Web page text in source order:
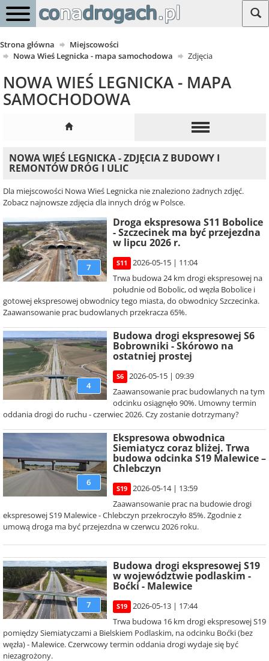
Strona główna
Miejscowości
Nowa Wieś Legnicka - mapa samochodowa
Zdjęcia
NOWA WIEŚ LEGNICKA - MAPA
SAMOCHODOWA
NOWA WIEŚ LEGNICKA - ZDJĘCIA Z BUDOWY I
REMONTÓW DRÓG I ULIC
Dla miejscowości Nowa Wieś Legnicka nie znaleziono żadnych zdjęć.
Zobacz najnowsze zdjęcia dla innych dróg w Polsce.
7
Droga ekspresowa S11 Bobolice
- Szczecinek ma być przejezdna
w lipcu 2026 r.
S11
2026-05-15 | 11:04
Trwa budowa 24 km drogi ekspresowej na
południe od Bobolic, od węzła Bobolice i
gotowej ekspresowej obwodnicy tego miasta, do obwodnicy Szczecinka.
Zaawansowanie prac budowlanych przekracza 65%.
4
Budowa drogi ekspresowej S6
Bobrowniki - Skórowo na
ostatniej prostej
S6
2026-05-15 | 09:39
Zaawansowanie prac budowlanych na tym
odcinku osiągnęło 90%. Umowny termin
oddania drogi do ruchu - czerwiec 2026. Czy zostanie dotrzymany?
6
Ekspresowa obwodnica
Siemiatycz coraz bliżej. Trwa
budowa odcinka S19 Malewice –
Chlebczyn
S19
2026-05-14 | 13:59
Zaawansowanie prac na budowie drogi
ekspresowej S19 Malewice - Chlebczyn przekroczyło 85%. Zgodnie z
umową droga ma być przejezdna w czerwcu 2026 roku.
7
Budowa drogi ekspresowej S19
w województwie podlaskim -
Boćki - Malewice
S19
2026-05-13 | 17:44
Trwa budowa 16 km drogi ekspresowej S19
pomiędzy Siemiatyczami a Bielskiem Podlaskim, na odcinku Boćki (bez
węzła) - Malewice. Czerwcowy termin oddania drogi wydaje się być
niezagrożony.